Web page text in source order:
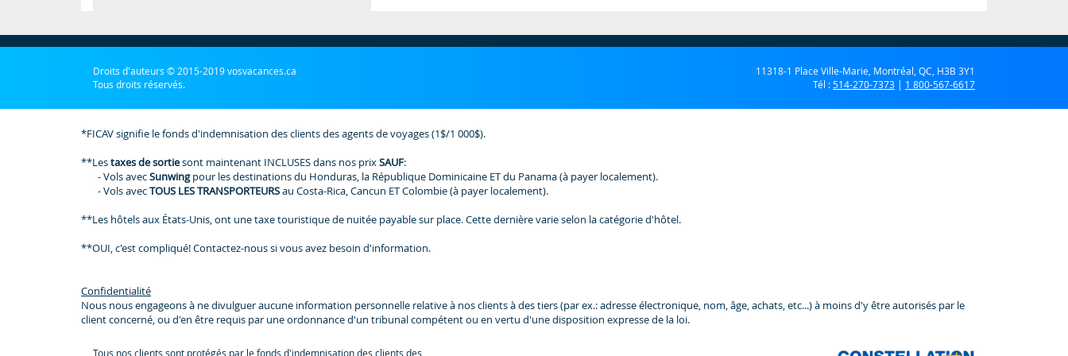
Droits d'auteurs © 2015-2019 vosvacances.ca
Tous droits réservés.
11318-1 Place Ville-Marie, Montréal, QC, H3B 3Y1
Tél :514-270-7373 | 1 800-567-6617
*FICAV signifie le fonds d'indemnisation des clients des agents de voyages (1$/1 000$).
**Lestaxes de sortiesont maintenant INCLUSES dans nos prixSAUF:
- Vols avecSunwingpour les destinations du Honduras, la République Dominicaine ET du Panama (à payer localement).
- Vols avecTOUS LES TRANSPORTEURSau Costa-Rica, Cancun ET Colombie (à payer localement).
**Les hôtels aux États-Unis, ont une taxe touristique de nuitée payable sur place. Cette dernière varie selon la catégorie d'hôtel.
**OUI, c'est compliqué! Contactez-nous si vous avez besoin d'information.
Confidentialité
Nous nous engageons à ne divulguer aucune information personnelle relative à nos clients à des tiers (par ex.: adresse électronique, nom, âge, achats, etc...) à moins d'y être autorisés par le
client concerné, ou d'en être requis par une ordonnance d'un tribunal compétent ou en vertu d'une disposition expresse de la loi.
Tous nos clients sont protégés par le fonds d'indemnisation des clients des